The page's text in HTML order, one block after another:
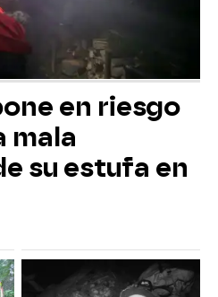
en riesgo
mala
su estufa en